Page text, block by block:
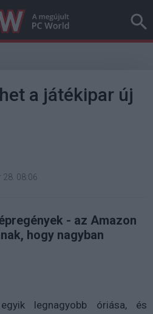
a játékipar új
08:06
- az Amazon
hogy nagyban
legnagyobb óriása, és